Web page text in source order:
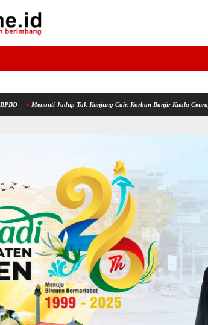
Menanti Jadup Tak Kunjung Cair, Korban Banjir Kuala Ceurape